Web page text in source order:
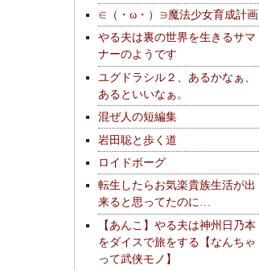
∈（・ω・）∋魔法少女育成計画
やる夫は裏の世界を生きるサマ
ナーのようです
ユグドラシル２、あるかなぁ、
あるといいなぁ。
混ぜ人の短編集
岩田聡と歩く道
ロイドボーグ
転生したらお気楽貴族生活が出
来ると思ってたのに…
【あんこ】やる夫は神州日乃本
をダイスで旅をする【なんちゃ
って武侠モノ】